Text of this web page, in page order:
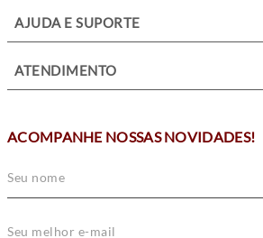
AJUDA E SUPORTE
ATENDIMENTO
ACOMPANHE NOSSAS NOVIDADES!